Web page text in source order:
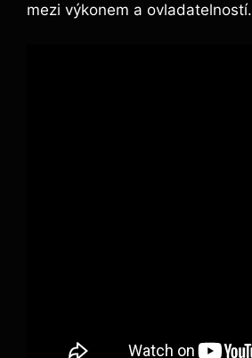
mezi výkonem a ovladatelností.